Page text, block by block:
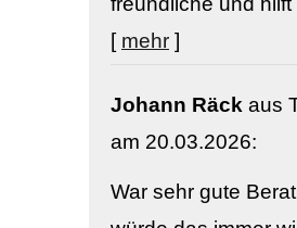
[ mehr ]
Johann Räck aus
am 20.03.2026:
War sehr gute